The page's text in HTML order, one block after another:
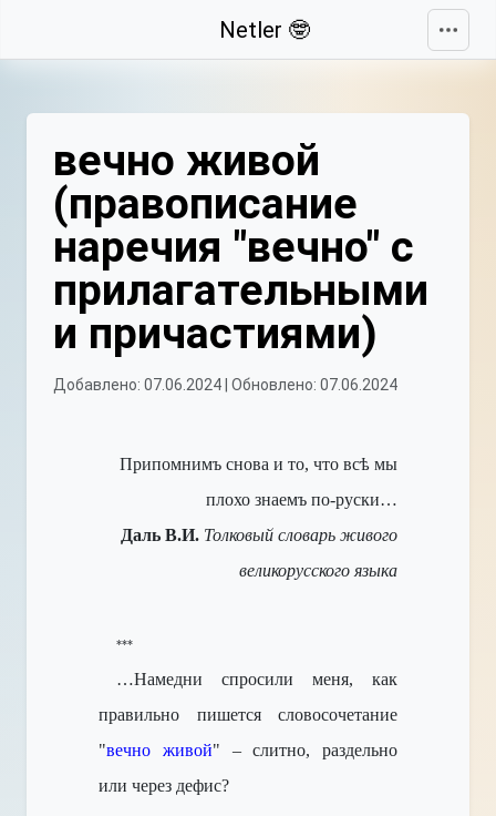
Netler 🤓
вечно живой
(правописание
наречия "вечно" с
прилагательными
и причастиями)
Добавлено: 07.06.2024 | Обновлено: 07.06.2024
Припомнимъ снова и то, что всѣ мы
плохо знаемъ по-руски…
Даль В.И. Толковый словарь живого
великорусского языка
***
…Намедни спросили меня, как
правильно пишется словосочетание
"вечно живой" – слитно, раздельно
или через дефис?